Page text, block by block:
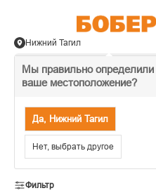
Мы правильно определили
ваше местоположение?
Да, Нижний Тагил
Нет, выбрать другое
Нижний Тагил
Замки,
Замки
Фильтр